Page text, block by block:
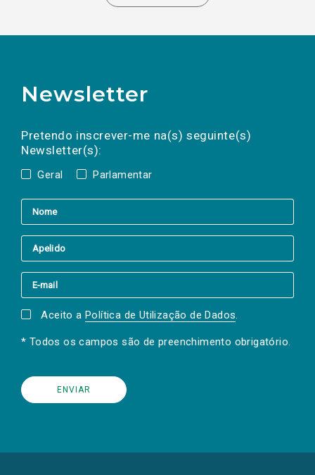
Newsletter
Pretendo inscrever-me na(s) seguinte(s)
Newsletter(s):
Geral Parlamentar
a(s) newsletter(s).
mail
Aceito a Política de Utilização de Dados.
* Todos os campos são de preenchimento obrigatório.